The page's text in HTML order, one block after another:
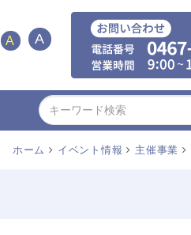
A A
ホーム イベント情報 主催事業